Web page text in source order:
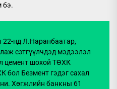
бэ.
22-нд Л.Наранбаатар,
сэтгүүлчдэд мэдээлэл
цемент шохой ТӨХК
бол Безмент гэдэг сахал
Хөгжлийн банкны 61